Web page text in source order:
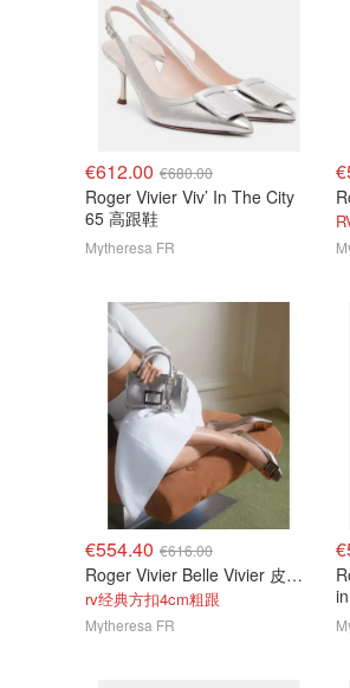
€612.00 €680.00
Roger Vivier Viv’ In The City
65 高跟鞋
Mytheresa FR
€554.40 €616.00
Roger Vivier Belle Vivier 皮革高跟鞋
rv经典方扣4cm粗跟
Mytheresa FR